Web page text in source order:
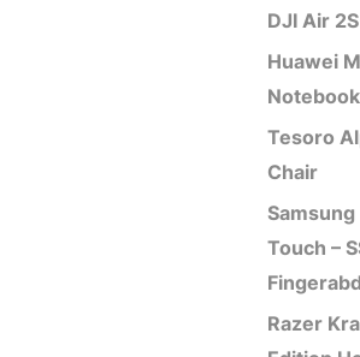
DJI Air
Huawei
Notebook
Tesoro
Chair
Samsung
Touch –
Razer